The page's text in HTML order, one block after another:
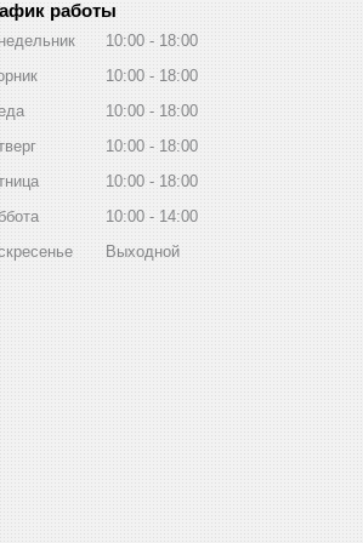
работы
10:00
18:00
10:00
18:00
10:00
18:00
10:00
18:00
10:00
18:00
10:00
14:00
Выходной